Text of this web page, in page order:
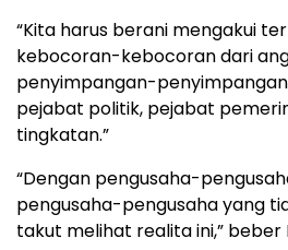
“Kita harus berani mengakui
kebocoran-kebocoran dari
penyimpangan-
pejabat politik, pejabat
tingkatan.”
“Dengan pengusaha-
pengusaha-pengusaha yang
takut melihat realita ini,” beber